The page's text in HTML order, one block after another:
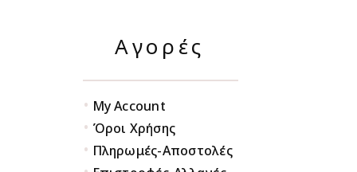
Αγορές
• My Account
• Όροι Χρήσης
• Πληρωμές-Αποστολές